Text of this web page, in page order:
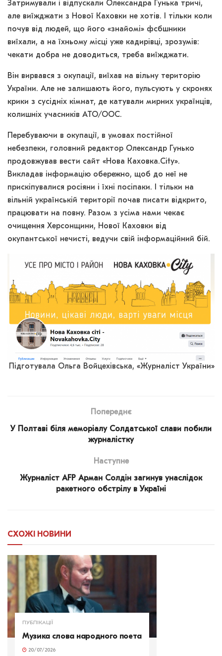
Затримували і відпускали Олександра Гунька тричі,
але виїжджати з Нової Каховки не хотів. І тільки коли
почув від людей, що його «знайомі» фсбшники
виїхали, а на їхньому місці уже кадирівці, зрозумів:
чекати добра не доводиться, треба виїжджати.
Він вирвався з окупації, виїхав на вільну територію
України. Але не залишають його, пульсують у скронях
крики з сусідніх кімнат, де катували мирних українців,
колишніх учасників АТО/ООС.
Перебуваючи в окупації, в умовах постійної
небезпеки, головний редактор Олександр Гунько
продовжував вести сайт «Нова Каховка.City».
Викладав інформацію обережно, щоб до неї не
прискіпувалися росіяни і їхні посіпаки. І тільки на
вільній українській території почав писати відкрито,
працювати на повну. Разом з усіма нами чекає
очищення Херсонщини, Нової Каховки від
окупантської нечисті, ведучи свій інформаційний бій.
Підготувала Ольга Войцехівська, «Журналіст України»
Попереднє
У Полтаві біля меморіалу Солдатської слави побили
журналістку
Наступне
Журналіст AFP Арман Солдін загинув унаслідок
ракетного обстрілу в Україні
СХОЖІ НОВИНИ
ПУБЛІКАЦІЇ
Музика слова народного поета
20/07/2026